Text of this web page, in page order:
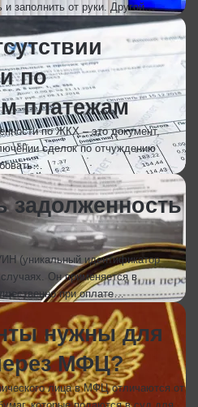
и заполнить от руки. Другой…
по
платежам
по ЖКХ – это документ,
сделок по отчуждению
задолженность
(уникальный идентификатор
Он применяется в
при оплате…
нужны для
МФЦ?
лица в МФЦ отличаются от